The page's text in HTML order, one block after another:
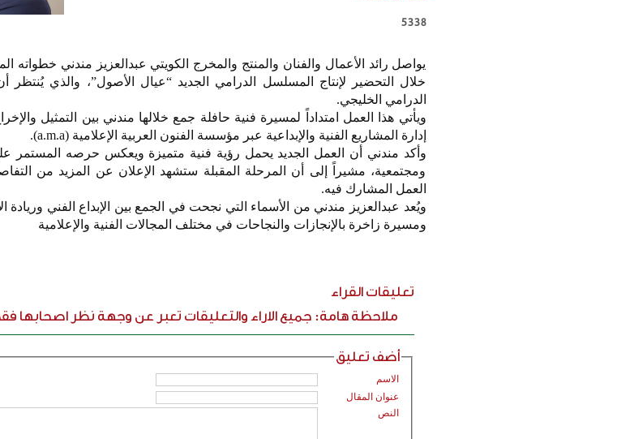
5338
يواصل رائد الأعمال والفنان والمنتج والمخرج الكويتي عبدالعزيز مندني خطواته
خلال التحضير لإنتاج المسلسل الدرامي الجديد “عيال الأصول”، والذي
الدرامي الخليجي.
ويأتي هذا العمل امتداداً لمسيرة فنية حافلة جمع خلالها مندني بين التمثيل
إدارة المشاريع الفنية والإبداعية عبر مؤسسة الفنون العربية الإعلامية (a.m.a).
وأكد مندني أن العمل الجديد يحمل رؤية فنية متميزة ويعكس حرصه المستمر
ومجتمعية، مشيراً إلى أن المرحلة المقبلة ستشهد الإعلان عن المزيد من
العمل المشارك فيه.
ويُعد عبدالعزيز مندني من الأسماء التي نجحت في الجمع بين الإبداع الفني وريادة
ومسيرة زاخرة بالإنجازات والنجاحات في مختلف المجالات الفنية والإعلامية
تعليقات القراء
ملاحظة هامة: جميع الاراء والتعليقات تعبر عن وجهة نظر اصحابها
أضف تعليق
الاسم
عنوان المقال
النص